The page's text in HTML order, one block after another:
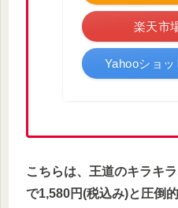
楽天市
Yahooショ
こちらは、 王道のキラキ
で1,580円(税込み)と圧倒